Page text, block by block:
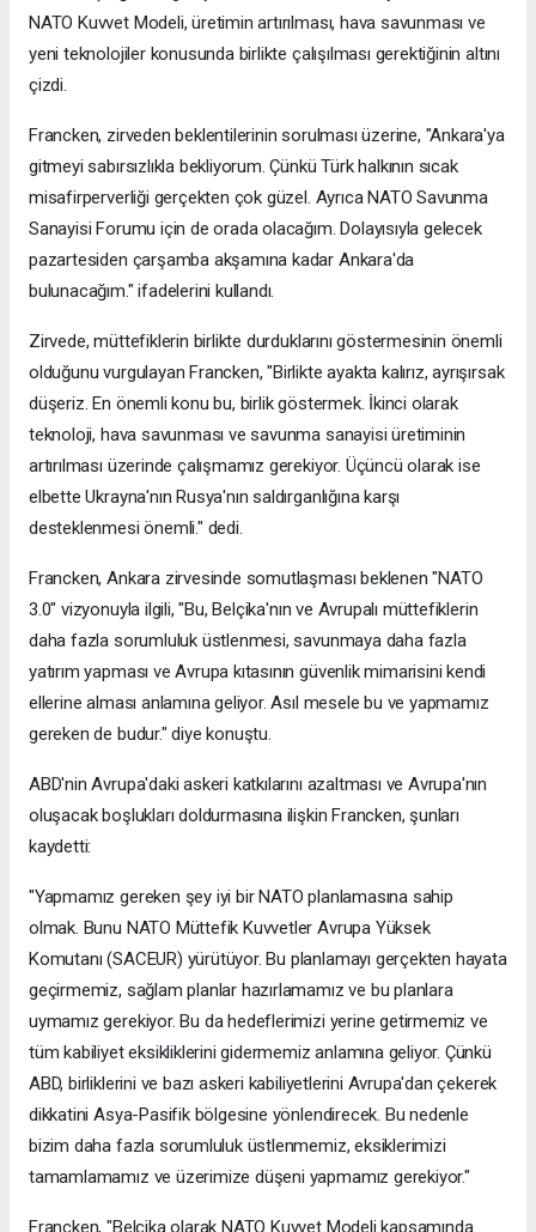
NATO Kuvvet Modeli, üretimin artırılması, hava savunması ve
yeni teknolojiler konusunda birlikte çalışılması gerektiğinin altını
çizdi.
Francken, zirveden beklentilerinin sorulması üzerine, "Ankara'ya
gitmeyi sabırsızlıkla bekliyorum. Çünkü Türk halkının sıcak
misafirperverliği gerçekten çok güzel. Ayrıca NATO Savunma
Sanayisi Forumu için de orada olacağım. Dolayısıyla gelecek
pazartesiden çarşamba akşamına kadar Ankara'da
bulunacağım." ifadelerini kullandı.
Zirvede, müttefiklerin birlikte durduklarını göstermesinin önemli
olduğunu vurgulayan Francken, "Birlikte ayakta kalırız, ayrışırsak
düşeriz. En önemli konu bu, birlik göstermek. İkinci olarak
teknoloji, hava savunması ve savunma sanayisi üretiminin
artırılması üzerinde çalışmamız gerekiyor. Üçüncü olarak ise
elbette Ukrayna'nın Rusya'nın saldırganlığına karşı
desteklenmesi önemli." dedi.
Francken, Ankara zirvesinde somutlaşması beklenen "NATO
3.0" vizyonuyla ilgili, "Bu, Belçika'nın ve Avrupalı müttefiklerin
daha fazla sorumluluk üstlenmesi, savunmaya daha fazla
yatırım yapması ve Avrupa kıtasının güvenlik mimarisini kendi
ellerine alması anlamına geliyor. Asıl mesele bu ve yapmamız
gereken de budur." diye konuştu.
ABD'nin Avrupa'daki askeri katkılarını azaltması ve Avrupa'nın
oluşacak boşlukları doldurmasına ilişkin Francken, şunları
kaydetti:
"Yapmamız gereken şey iyi bir NATO planlamasına sahip
olmak. Bunu NATO Müttefik Kuvvetler Avrupa Yüksek
Komutanı (SACEUR) yürütüyor. Bu planlamayı gerçekten hayata
geçirmemiz, sağlam planlar hazırlamamız ve bu planlara
uymamız gerekiyor. Bu da hedeflerimizi yerine getirmemiz ve
tüm kabiliyet eksikliklerini gidermemiz anlamına geliyor. Çünkü
ABD, birliklerini ve bazı askeri kabiliyetlerini Avrupa'dan çekerek
dikkatini Asya-Pasifik bölgesine yönlendirecek. Bu nedenle
bizim daha fazla sorumluluk üstlenmemiz, eksiklerimizi
tamamlamamız ve üzerimize düşeni yapmamız gerekiyor."
Francken, "Belçika olarak NATO Kuvvet Modeli kapsamında